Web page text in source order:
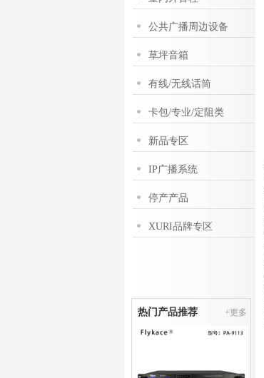
公共广播周边设备
草坪音箱
有线/无线话筒
卡包/专业/定阻类
新品专区
IP广播系统
停产产品
XURI品牌专区
热门产品推荐 +更多